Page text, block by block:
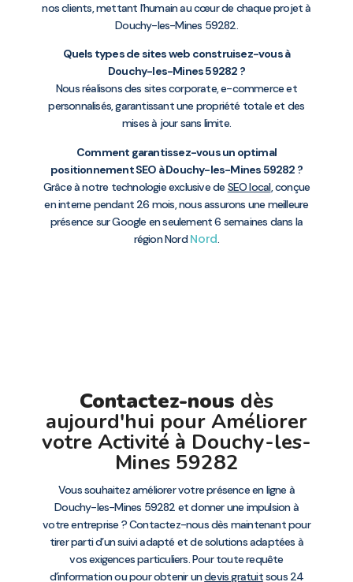
nos clients, mettant l’humain au cœur de chaque projet à
Douchy-les-Mines 59282.
Quels types de sites web construisez-vous à
Douchy-les-Mines 59282 ?
Nous réalisons des sites corporate, e-commerce et
personnalisés, garantissant une propriété totale et des
mises à jour sans limite.
Comment garantissez-vous un optimal
positionnement SEO à Douchy-les-Mines 59282 ?
Grâce à notre technologie exclusive de SEO local, conçue
en interne pendant 26 mois, nous assurons une meilleure
présence sur Google en seulement 6 semaines dans la
région NordNord.
Contactez-nous dès
aujourd'hui pour Améliorer
votre Activité à Douchy-les-
Mines 59282
Vous souhaitez améliorer votre présence en ligne à
Douchy-les-Mines 59282 et donner une impulsion à
votre entreprise ? Contactez-nous dès maintenant pour
tirer parti d’un suivi adapté et de solutions adaptées à
vos exigences particuliers. Pour toute requête
d’information ou pour obtenir undevis gratuitsous 24